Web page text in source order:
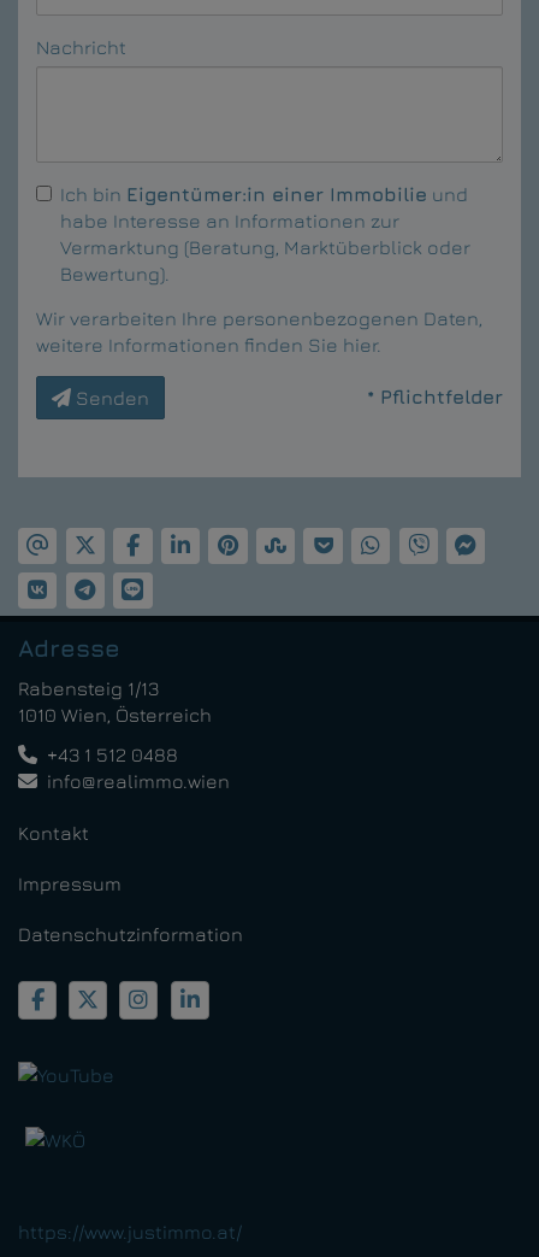
Nachricht
Ich bin Eigentümer:in einer Immobilie und
habe Interesse an Informationen zur
Vermarktung (Beratung, Marktüberblick oder
Bewertung).
Wir verarbeiten Ihre personenbezogenen Daten,
weitere Informationen finden Sie hier.
Senden * Pflichtfelder
Adresse
Rabensteig 1/13
1010 Wien, Österreich
+43 1 512 0488
info@realimmo.wien
Kontakt
Impressum
Datenschutzinformation
https://www.justimmo.at/